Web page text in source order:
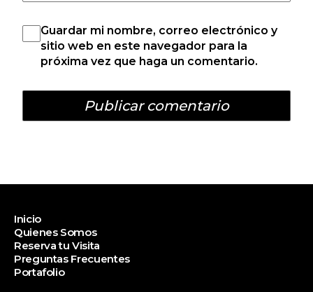
Guardar mi nombre, correo electrónico y
sitio web en este navegador para la
próxima vez que haga un comentario.
Inicio
Quienes Somos
Reserva tu Visita
Preguntas Frecuentes
Portafolio